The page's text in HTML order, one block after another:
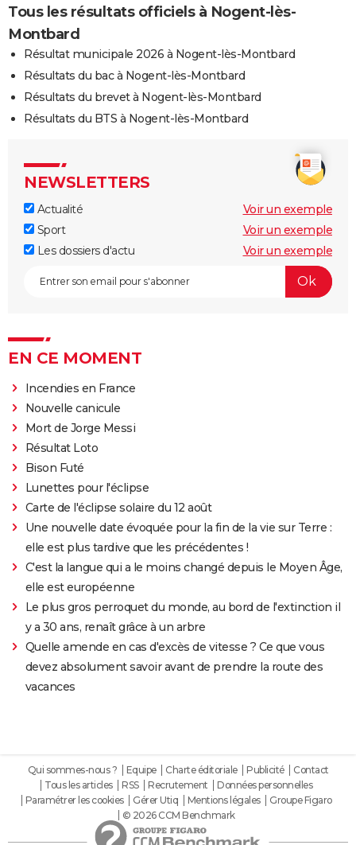
Tous les résultats officiels à Nogent-lès-
Montbard
Résultat municipale 2026 à Nogent-lès-Montbard
Résultats du bac à Nogent-lès-Montbard
Résultats du brevet à Nogent-lès-Montbard
Résultats du BTS à Nogent-lès-Montbard
NEWSLETTERS
Actualité
Voir un exemple
Sport
Voir un exemple
Les dossiers d'actu
Voir un exemple
EN CE MOMENT
Incendies en France
Nouvelle canicule
Mort de Jorge Messi
Résultat Loto
Bison Futé
Lunettes pour l'éclipse
Carte de l'éclipse solaire du 12 août
Une nouvelle date évoquée pour la fin de la vie sur Terre :
elle est plus tardive que les précédentes !
C'est la langue qui a le moins changé depuis le Moyen Âge,
elle est européenne
Le plus gros perroquet du monde, au bord de l'extinction il
y a 30 ans, renaît grâce à un arbre
Quelle amende en cas d'excès de vitesse ? Ce que vous
devez absolument savoir avant de prendre la route des
vacances
Qui sommes-nous ? Equipe Charte éditoriale Publicité
Contact
Tous les articles
RSS Recrutement
Données personnelles
Paramétrer les cookies
Gérer Utiq Mentions légales
Groupe Figaro
© 2026 CCM Benchmark